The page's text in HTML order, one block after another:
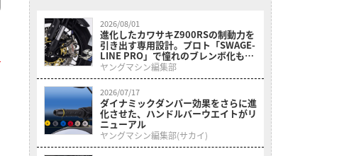
2026/08/01
進化したカワサキZ900RSの制動力を
引き出す専用設計。プロト「SWAGE-
LINE PRO」で憧れのブレンボ化も自
由自在
ヤングマシン編集部
2026/07/17
ダイナミックダンパー効果をさらに進
化させた、ハンドルバーウエイトがリ
ニューアル
ヤングマシン編集部(サカイ)